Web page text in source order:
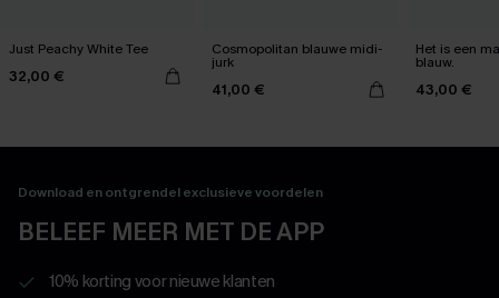
Just Peachy White Tee
32,00 €
Cosmopolitan blauwe midi-
jurk
41,00 €
Het is een
blauw.
43,00 €
Download en ontgrendel exclusieve voordelen
BELEEF MEER MET DE APP
10% korting voor nieuwe klanten